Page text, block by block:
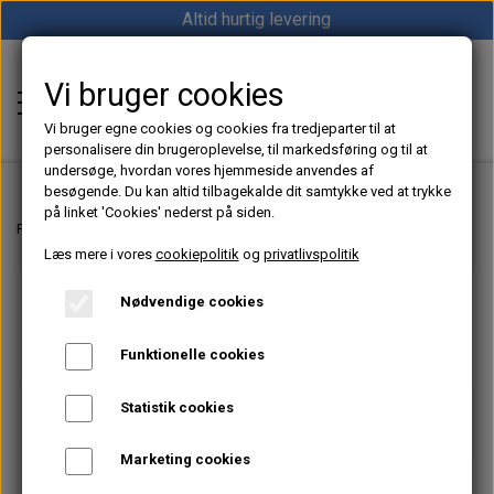
Altid hurtig levering
Shop12volt
Hjem
Autoterm dieselfyr
1852 Diesel Bådvarmer
Strøm
Vind/Sol
Forside
Vi bruger cookies
Vi bruger egne cookies og cookies fra tredjeparter til at
personalisere din brugeroplevelse, til markedsføring og til at
undersøge, hvordan vores hjemmeside anvendes af
besøgende. Du kan altid tilbagekalde dit samtykke ved at trykke
på linket 'Cookies' nederst på siden.
Læs mere i vores cookiepolitikog privatlivspolitik
Nødvendige cookies
Funktionelle cookies
Statistik cookies
Marketing cookies